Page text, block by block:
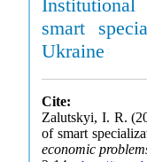
smart
Ukraine
Cite:
Zalutskyi, I. R.
of smart
economic